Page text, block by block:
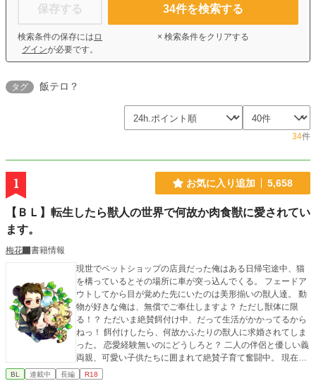
保存する
検索条件の保存には ロ
グインが必要です。
34件を検索する
× 検索条件をクリアする
タグ 飯テロ？
34件
1 お気に入り追加 5,658
【ＢＬ】転生したら獣人の世界で何故か肉食獣に愛されてい
ます。
梅花
書籍情報
現世でペットショップの店員だった俺はある日帰宅途中、猫
を構っているとその場所に車が突っ込んでくる。 フェードア
ウトしてから目が覚めた先にいたのは美形揃いの獣人達。 動
物が好きな俺は、無償でご奉仕しますよ？ ただし獣体に限
る！？ ただいま絶賛餌付け中、だって生活がかかってるから
ねっ！ 餌付けしたら、何故かふたりの獣人に求婚されてしま
った。 恋愛経験無いのにどうしろと？ 二人の伴侶と優しい義
両親、可愛い子供たちに囲まれて絶賛子育て奮闘中。 現在、
ムーンライトにて改稿しながら配信中。 イチャイチャは★が
BL 連載中 長編 R18